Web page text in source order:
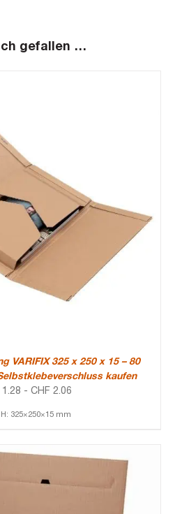
gefallen …
VARIFIX 325 x 250 x 15 – 80
kaufen
1.28 - CHF 2.06
325×250×15 mm